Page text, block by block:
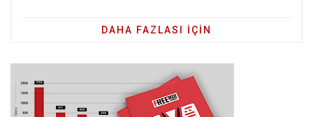
DAHA FAZLASI IÇIN